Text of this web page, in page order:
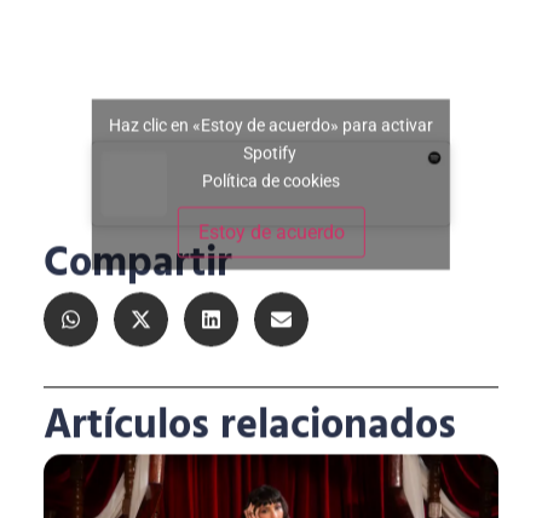
Haz clic en «Estoy de acuerdo» para activar
Spotify
Política de cookies
Estoy de acuerdo
Compartir
Artículos relacionados